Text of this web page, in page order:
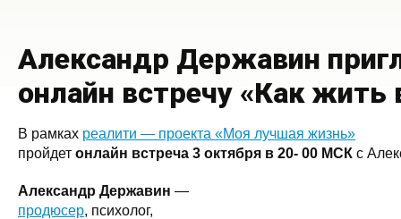
Александр Державин
онлайн встречу «Как жить
В рамках реалити — проекта «Моя лучшая жизнь»
пройдет онлайн встреча 3 октября в 20- 00 МСК с
Александр Державин —
продюсер, психолог,